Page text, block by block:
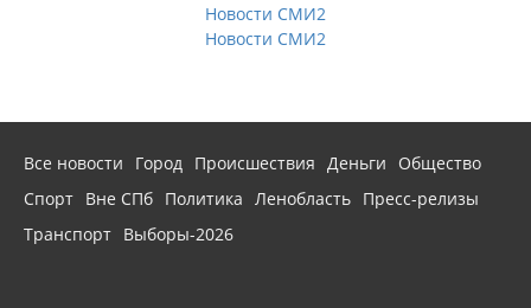
Новости СМИ2
Новости СМИ2
Все новости Город Происшествия Деньги
Общество
Спорт Вне СПб Политика Ленобласть Пресс-релизы
Транспорт Выборы-2026